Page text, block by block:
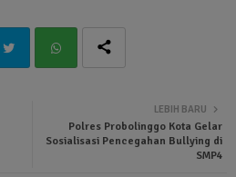
LEBIH BARU
Polres Probolinggo Kota Gelar
Sosialisasi Pencegahan Bullying di
SMP4